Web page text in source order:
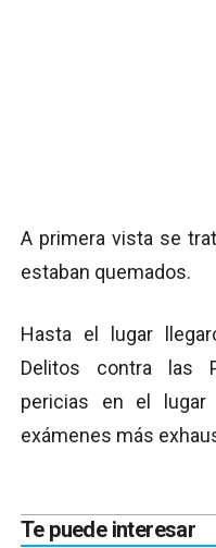
A primera vista se
estaban quemados.
Hasta el lugar
Delitos contra las
pericias en el
exámenes más
Te puede interesar